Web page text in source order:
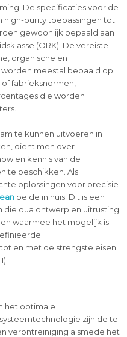
De specificaties voor de
high-purity toepassingen tot
gewoonlijk bepaald aan
(ORK). De vereiste
organische en
meestal bepaald op
fabrieksnormen,
die worden
te kunnen uitvoeren in
dient men over
en kennis van de
te beschikken. Als
oplossingen voor precisie-
beide in huis. Dit is een
die qua ontwerp en uitrusting
waarmee het mogelijk is
en met de strengste eisen
het optimale
zijn de te
verontreiniging alsmede het